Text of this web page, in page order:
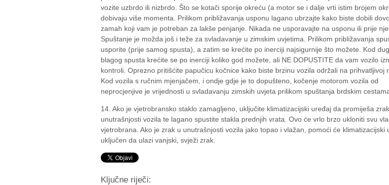
vozite uzbrdo ili nizbrdo. Što se kotači sporije okreću (a motor se i dalje vrti istim brojem
dobivaju više momenta. Prilikom približavanja usponu lagano ubrzajte kako biste dobili
zamah koji vam je potreban za lakše penjanje. Nikada ne usporavajte na usponu ili prije
Spuštanje je možda još i teže za svladavanje u zimskim uvjetima. Prilikom približavanja
usporite (prije samog spusta), a zatim se krećite po inerciji najsigurnije što možete. Kod
blagog spusta krećite se po inerciji koliko god možete, ali NE DOPUSTITE da vam vozilo
kontroli. Oprezno pritišćite papučicu kočnice kako biste brzinu vozila održali na prihvatljivoj
Kod vozila s ručnim mjenjačem, i ondje gdje je to dopušteno, kočenje motorom vozila od
neprocjenjive je vrijednosti u svladavanju zimskih uvjeta prilikom spuštanja brdskim
14. Ako je vjetrobransko staklo zamagljeno, uključite klimatizacijski uređaj da promiješa
unutrašnjosti vozila te lagano spustite stakla prednjih vrata. Ovo će vrlo brzo ukloniti svu
vjetrobrana. Ako je zrak u unutrašnjosti vozila jako topao i vlažan, pomoći će klimatizacijski
uključen da ulazi vanjski, svježi zrak.
Ključne riječi: